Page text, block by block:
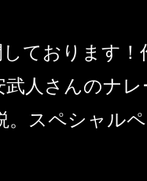
ております
武人さんのナ
スペシャル